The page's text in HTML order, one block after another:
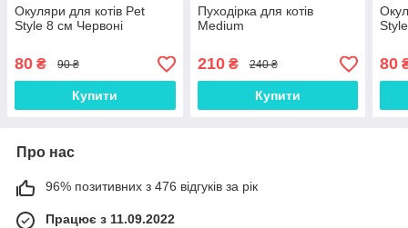
Окуляри для котів Pet
Style 8 см Червоні
80 ₴ 90 ₴
Купити
Пуходірка для котів
Medium
210₴ 240 ₴
Купити
80
Про нас
96% позитивних з 476 відгуків за рік
Працює з 11.09.2022